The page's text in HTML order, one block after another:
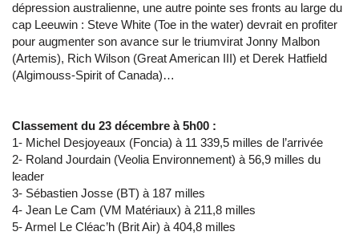
dépression australienne, une autre pointe ses fronts au large du
cap Leeuwin : Steve White (Toe in the water) devrait en profiter
pour augmenter son avance sur le triumvirat Jonny Malbon
(Artemis), Rich Wilson (Great American III) et Derek Hatfield
(Algimouss-Spirit of Canada)…
Classement du 23 décembre à 5h00 :
1- Michel Desjoyeaux (Foncia) à 11 339,5 milles de l’arrivée
2- Roland Jourdain (Veolia Environnement) à 56,9 milles du
leader
3- Sébastien Josse (BT) à 187 milles
4- Jean Le Cam (VM Matériaux) à 211,8 milles
5- Armel Le Cléac’h (Brit Air) à 404,8 milles